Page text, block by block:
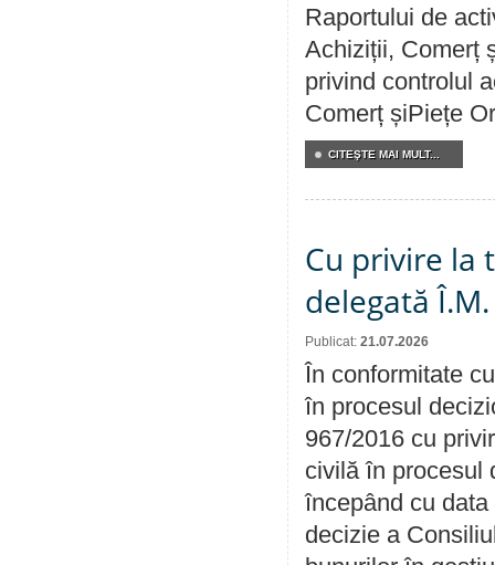
Raportului de
Achiziții, Comerț
privind controlul
Comerț șiPiețe
CITEŞTE MAI MULT...
Cu privire la
delegată
Publicat: 21.07.2026
În conformitate
în procesul
967/2016 cu
civilă în procesul
începând cu
decizie a